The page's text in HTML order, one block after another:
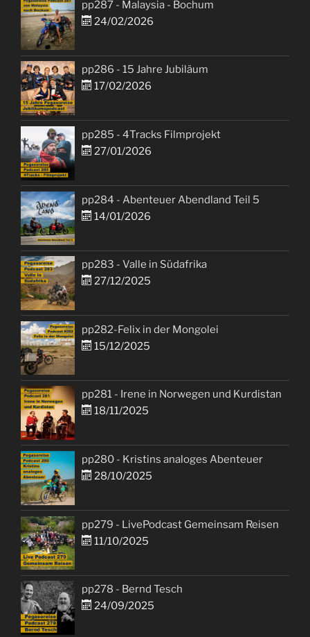
pp287 - Malaysia - Bochum
24/02/2026
pp286 - 15 Jahre Jubiläum
17/02/2026
pp285 - 4Tracks Filmprojekt
27/01/2026
pp284 - Abenteuer Abendland Teil 5
14/01/2026
pp283 - Valle in Südafrika
27/12/2025
pp282-Felix in der Mongolei
15/12/2025
pp281 - Irene in Norwegen und Kurdistan
18/11/2025
pp280 - Kristins analoges Abenteuer
28/10/2025
pp279 - LivePodcast Gemeinsam Reisen
11/10/2025
pp278 - Bernd Tesch
24/09/2025